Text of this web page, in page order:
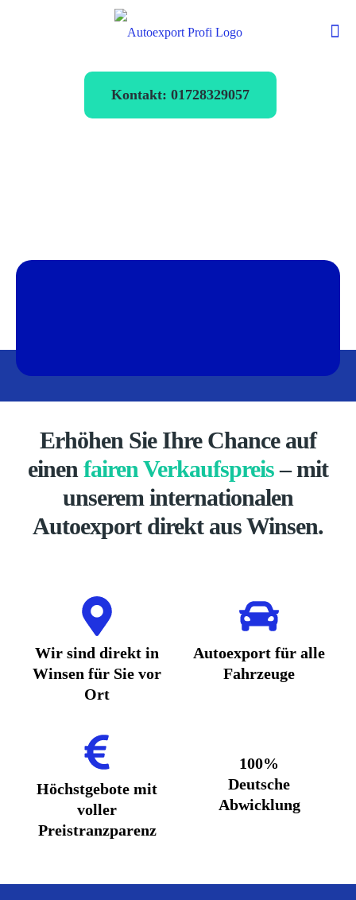
Kontakt: 01728329057
Erhöhen Sie Ihre Chance auf
einen fairen Verkaufspreis– mit
unserem internationalen
Autoexport direkt aus Winsen.
Wir sind direkt in
Winsen für Sie vor
Ort
Autoexport für alle
Fahrzeuge
Höchstgebote mit
voller
Preistranzparenz
100%
Deutsche
Abwicklung